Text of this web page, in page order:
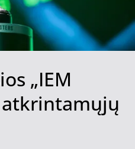
„IEM
atkrintamųjų